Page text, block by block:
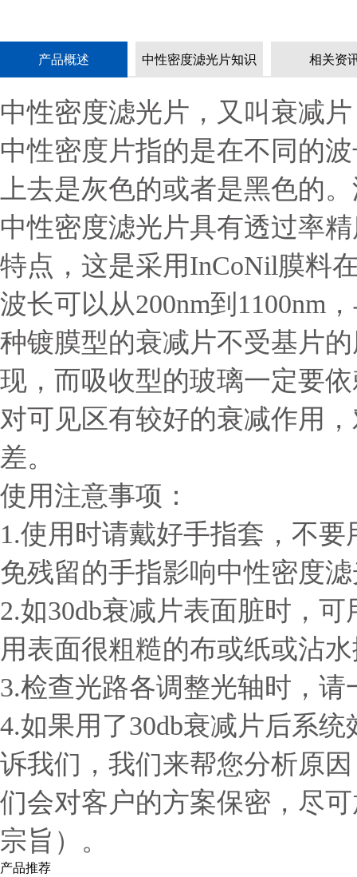
产品概述 中性密度滤光片知识 相关资
中性密度滤光片，又叫衰减
中性密度片指的是在不同的
上去是灰色的或者是黑色的
中性密度滤光片具有透过率
特点，这是采用InCoNil膜料
波长可以从200nm到1100nm
种镀膜型的衰减片不受基片
现，而吸收型的玻璃一定要
对可见区有较好的衰减作用
差。
使用注意事项：
1.使用时请戴好手指套，不
免残留的手指影响中性密度
2.如30db衰减片表面脏时，
用表面很粗糙的布或纸或沾
3.检查光路各调整光轴时，
4.如果用了30db衰减片后系
诉我们，我们来帮您分析原
们会对客户的方案保密，尽
宗旨）。
产品推荐